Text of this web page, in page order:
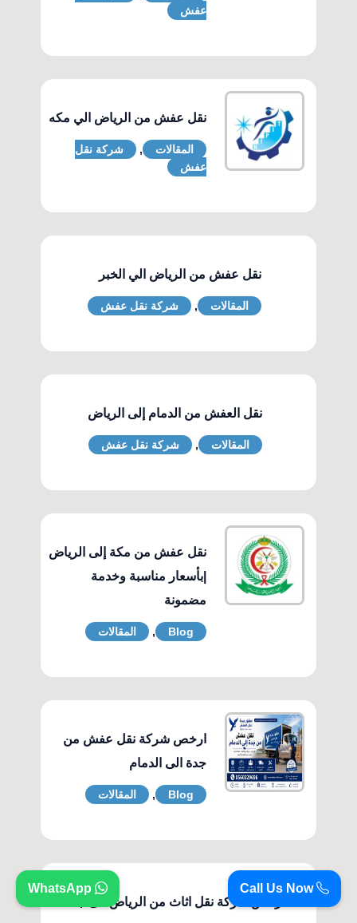
عفش
نقل عفش من الرياض الي مكه
المقالات ,
شركة نقل
عفش
نقل عفش من الرياض الي الخبر
المقالات , شركة نقل عفش
نقل العفش من الدمام إلى الرياض
المقالات , شركة نقل عفش
نقل عفش من مكة إلى الرياض
|بأسعار مناسبة وخدمة
مضمونة
Blog
, المقالات
ارخص شركة نقل عفش من
جدة الى الدمام
Blog
, المقالات
ارخص شركة نقل اثاث من الرياض الى جدة
Call Us Now